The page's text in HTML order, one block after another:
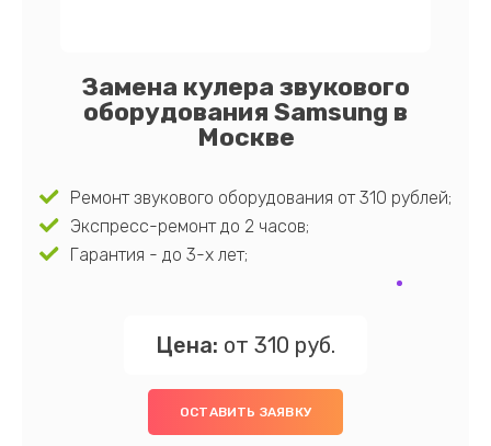
Замена кулера звукового
оборудования Samsung в
Москве
Ремонт звукового оборудования от 310 рублей;
Экспресс-ремонт до 2 часов;
Гарантия - до 3-х лет;
Цена: от 310 руб.
ОСТАВИТЬ ЗАЯВКУ